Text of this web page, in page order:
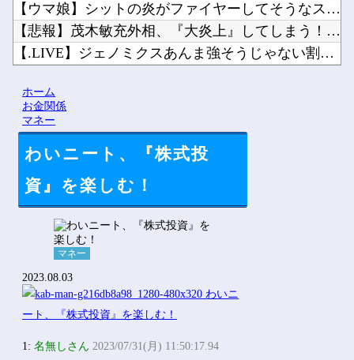
【ウマ娘】シットの炎がファイヤーしてそうなスティルインラブ（...
【悲報】茂木敏充外相、『大炎上』してしまう！！！！！！！他
【.LIVE】ジェノミクスあんま強そうじゃない割に高そうとい...
ホーム
お金関係
マネー
わいニート、『株式投
資』を楽しむ！
マネー
2023.08.03
1:名無しさん 2023/07/31(月) 11:50:17.94